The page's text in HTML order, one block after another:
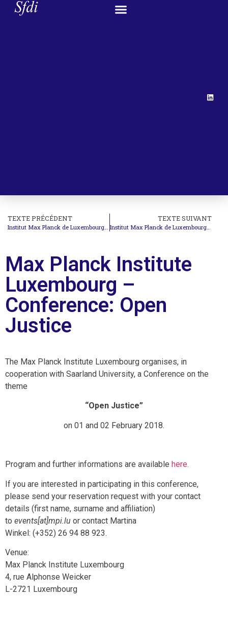
TEXTE PRÉCÉDENT TEXTE SUIVANT
Max Planck Institute
Luxembourg –
Conference: Open
Justice
The Max Planck Institute Luxembourg organises, in
cooperation with Saarland University, a Conference on the
theme
“Open Justice”
on 01 and 02 February 2018.
Program and further informations are available here.
If you are interested in participating in this conference,
please send your reservation request with your contact
details (first name, surname and affiliation)
to events[at]mpi.lu or contact Martina
Winkel: (+352) 26 94 88 923.
Venue:
Max Planck Institute Luxembourg
4, rue Alphonse Weicker
L-2721 Luxembourg